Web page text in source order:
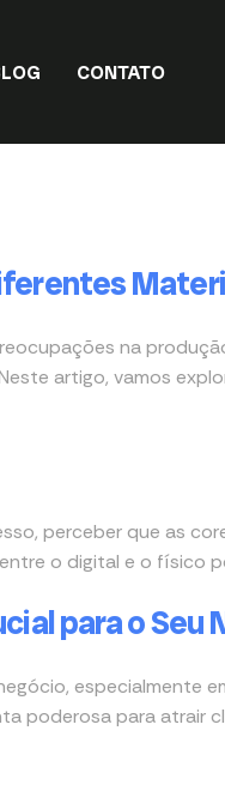
CONTATO
na
artigo, vamos
perceber que as
o digital e o físico
para o Seu
especialmente
poderosa para atrair